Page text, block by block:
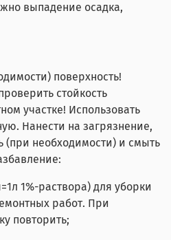
выпадение осадка,
поверхность!
стойкость
участке! Использовать
Нанести на загрязнение,
(при необходимости) и смыть
1%-раствора) для уборки
работ. При
повторить;